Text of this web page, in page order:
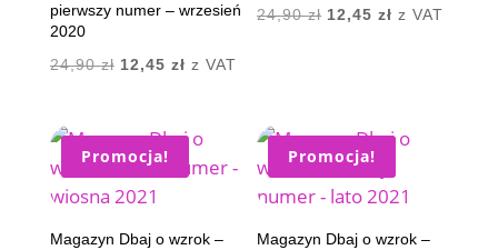
pierwszy numer – wrzesień
2020
24,90zł Pierwotna
24,90 zł.
12,45 złAktualna
12,45 zł.
z VAT
24,90zł Pierwotna
12,45zł Aktualna
z VAT
Promocja!
Magazyn Dbaj o wzrok –
Promocja!
Magazyn Dbaj o wzrok –